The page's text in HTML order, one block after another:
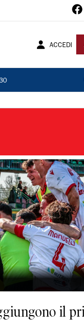
ACCEDI
il